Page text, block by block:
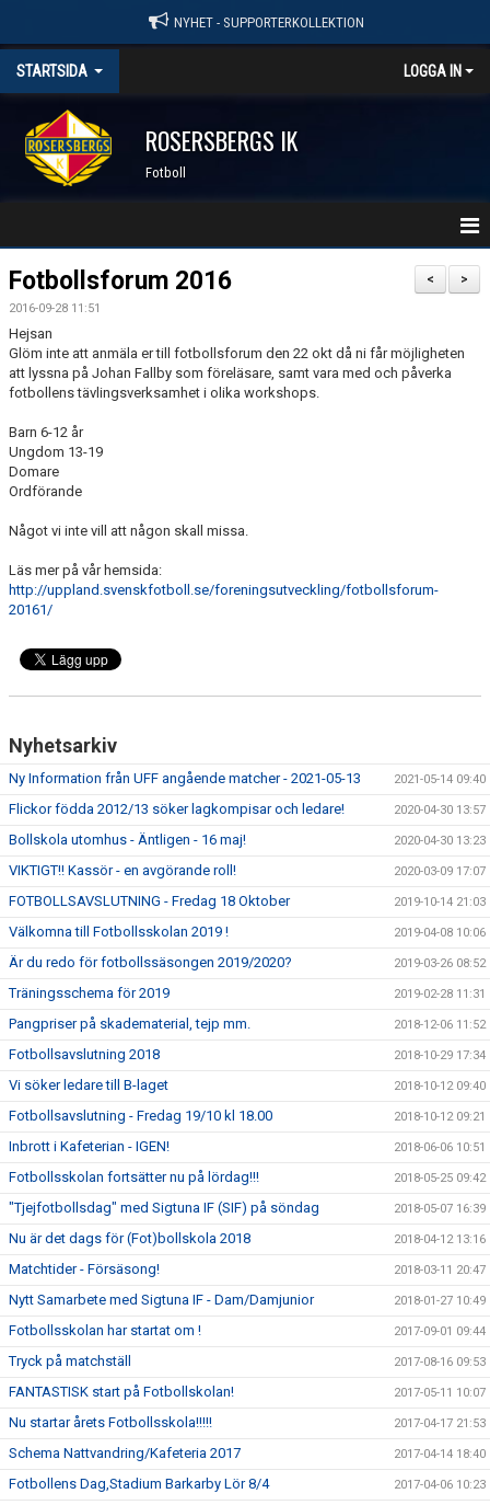
NYHET - SUPPORTERKOLLEKTION
STARTSIDA LOGGA IN
ROSERSBERGS IK
Fotboll
HEM
KALENDER
TRÄNINGSTIDER 2026
FOTBOLL - KONTAKTPERSONER
DOKUMENT
OM DU SKADAR DIG
>
<
Fotbollsforum 2016
2016-09-28 11:51
Hejsan
Glöm inte att anmäla er till fotbollsforum den 22 okt då ni får möjligheten
att lyssna på Johan Fallby som föreläsare, samt vara med och påverka
fotbollens tävlingsverksamhet i olika workshops.
Barn 6-12 år
Ungdom 13-19
Domare
Ordförande
Något vi inte vill att någon skall missa.
Läs mer på vår hemsida:
http://uppland.svenskfotboll.se/foreningsutveck ling/fotbollsforum-
20161/
Nyhetsarkiv
Ny Information från UFF angående matcher - 2021-05-13 2021-05-14 09:40
Flickor födda 2012/13 söker lagkompisar och ledare! 2020-04-30 13:57
Bollskola utomhus - Äntligen - 16 maj! 2020-04-30 13:23
VIKTIGT!! Kassör - en avgörande roll! 2020-03-09 17:07
FOTBOLLSAVSLUTNING - Fredag 18 Oktober 2019-10-14 21:03
Välkomna till Fotbollsskolan 2019 ! 2019-04-08 10:06
Är du redo för fotbollssäsongen 2019/2020? 2019-03-26 08:52
Träningsschema för 2019 2019-02-28 11:31
Pangpriser på skadematerial, tejp mm. 2018-12-06 11:52
Fotbollsavslutning 2018 2018-10-29 17:34
Vi söker ledare till B-laget 2018-10-12 09:40
Fotbollsavslutning - Fredag 19/10 kl 18.00 2018-10-12 09:21
Inbrott i Kafeterian - IGEN! 2018-06-06 10:51
Fotbollsskolan fortsätter nu på lördag!!! 2018-05-25 09:42
"Tjejfotbollsdag" med Sigtuna IF (SIF) på söndag 2018-05-07 16:39
Nu är det dags för (Fot)bollskola 2018 2018-04-12 13:16
Matchtider - Försäsong! 2018-03-11 20:47
Nytt Samarbete med Sigtuna IF - Dam/Damjunior 2018-01-27 10:49
Fotbollsskolan har startat om ! 2017-09-01 09:44
Tryck på matchställ 2017-08-16 09:53
FANTASTISK start på Fotbollskolan! 2017-05-11 10:07
Nu startar årets Fotbollsskola!!!!! 2017-04-17 21:53
Schema Nattvandring/Kafeteria 2017 2017-04-14 18:40
Fotbollens Dag,Stadium Barkarby Lör 8/4 2017-04-06 10:23